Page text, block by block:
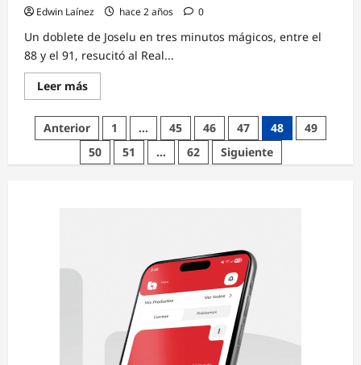
Edwin Laínez hace 2 años 0
Un doblete de Joselu en tres minutos mágicos, entre el
88 y el 91, resucitó al Real...
Leer másRead
more
2-
1.
Joselu
le
da
Paginación
Anterior 1 … 45 46 47 48
49
50
51 … 62 Siguiente